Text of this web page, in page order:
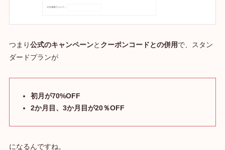
つまり公式のキャンペーンと クーポンコードとの併用で、スタン
ダードプランが
初月が70%OFF
2か月目、3か月目が20％OFF
になるんですね。